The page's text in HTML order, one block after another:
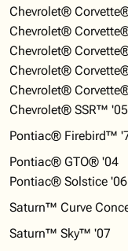
Chevrolet®
Chevrolet®
Chevrolet®
Chevrolet®
Chevrolet®
Chevrolet® SSR™ '05
Pontiac® Firebird™
Pontiac® GTO® '04
Pontiac® Solstice '06
Saturn™ Curve
Saturn™ Sky™ '07